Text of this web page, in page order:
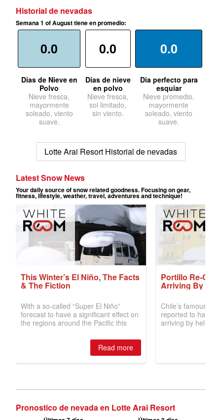
Historial de nevadas
Semana 1 of August tiene en promedio:
0.0
Dias de Nieve en
Polvo
Nieve fresca,
mayormente
soleado, viento
suave.
0.0
Dias de nieve
en polvo
Nieve fresca,
sol limitado,
sin viento.
0.0
Dia perfecto para
esquiar
Nieve promedio,
mayormente
soleado, viento
suave.
Lotte Arai Resort Historial de nevadas
Pronostico de nevada en Lotte Arai Resort